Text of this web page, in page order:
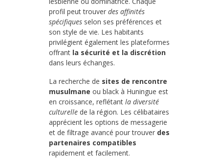
profil peut trouver des affinités
spécifiques selon ses préférences et
son style de vie. Les habitants
privilégient également les plateformes
offrant la sécurité et la discrétion
dans leurs échanges.
La recherche de sites de rencontre
musulmane ou black à Huningue est
en croissance, reflétant la diversité
culturelle de la région. Les célibataires
apprécient les options de messagerie
et de filtrage avancé pour trouver des
partenaires compatibles
rapidement et facilement.